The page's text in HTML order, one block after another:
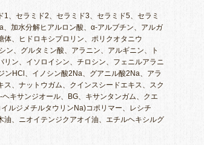
、セラミド2、セラミド3、セラミド5、セラミ
加水分解ヒアルロン酸、α-アルブチン、アルガ
、ヒドロキシプロリン、ポリクオタニウ
、グルタミン酸、アラニン、アルギニン、ト
ン、イソロイシン、チロシン、フェニルアラニ
ンHCl、イノシン酸2Na、グアニル酸2Na、アラ
、ナットウガム、クインスシードエキス、スク
キサンジオール、BG、キサンタンガム、クエ
ルジメチルタウリンNa)コポリマー、レシチ
、ニオイテンジクアオイ油、エチルヘキシルグ